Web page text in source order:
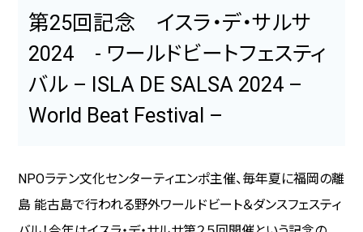
第25回記念 イスラ・デ・サルサ
2024 - ワールドビートフェスティ
バル – ISLA DE SALSA 2024 –
World Beat Festival –
NPOラテン文化センターティエンポ主催、毎年夏に福岡の離
島 能古島で行われる野外ワールドビート＆ダンスフェスティ